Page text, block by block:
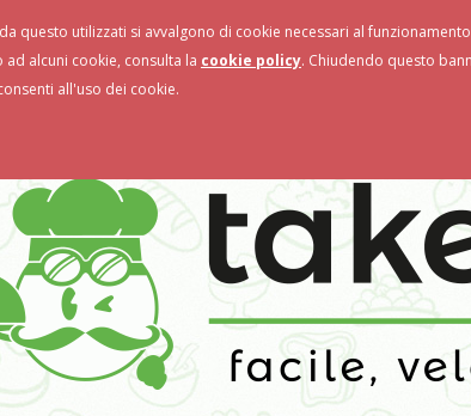
Ristoranti Novità & Promo
questo utilizzati si avvalgono di cookie necessari al
alcuni cookie, consulta la cookie policy. Chiudendo questo
all'uso dei cookie.